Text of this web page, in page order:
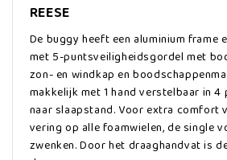
REESE
De buggy heeft een aluminium frame
met 5-puntsveiligheidsgordel met
zon- en windkap en
makkelijk met 1 hand verstelbaar in
naar slaapstand. Voor extra comfort
vering op alle foamwielen, de single
zwenken. Door het draaghandvat is